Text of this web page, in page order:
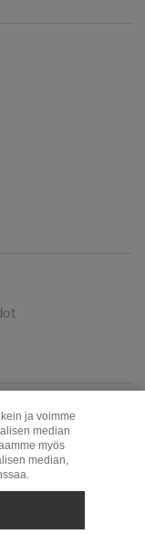
ja voimme
median
myös
median,